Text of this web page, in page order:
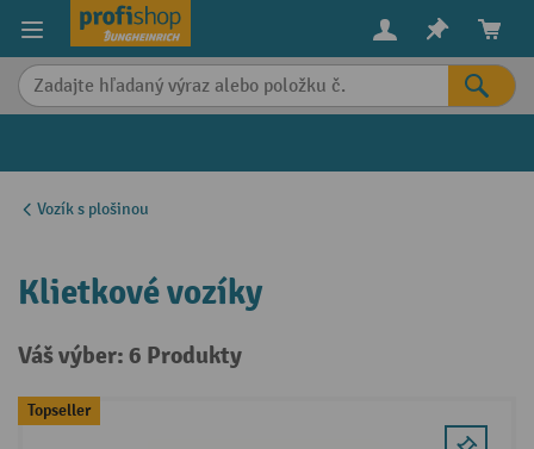
content
Vozík s plošinou
Klietkové vozíky
Váš výber: 6 Produkty
Topseller